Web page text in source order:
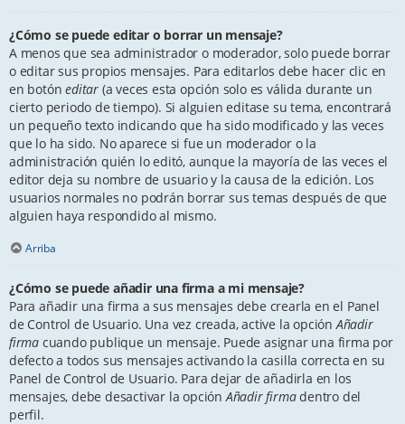
¿Cómo se puede editar o borrar un mensaje?
A menos que sea administrador o moderador, solo puede borrar
o editar sus propios mensajes. Para editarlos debe hacer clic en
en botóneditar (a veces esta opción solo es válida durante un
cierto periodo de tiempo). Si alguien editase su tema, encontrará
un pequeño texto indicando que ha sido modificado y las veces
que lo ha sido. No aparece si fue un moderador o la
administración quién lo editó, aunque la mayoría de las veces el
editor deja su nombre de usuario y la causa de la edición. Los
usuarios normales no podrán borrar sus temas después de que
alguien haya respondido al mismo.
Arriba
¿Cómo se puede añadir una firma a mi mensaje?
Para añadir una firma a sus mensajes debe crearla en el Panel
de Control de Usuario. Una vez creada, active la opciónAñadir
firma cuando publique un mensaje. Puede asignar una firma por
defecto a todos sus mensajes activando la casilla correcta en su
Panel de Control de Usuario. Para dejar de añadirla en los
mensajes, debe desactivar la opciónAñadir firmadentro del
perfil.